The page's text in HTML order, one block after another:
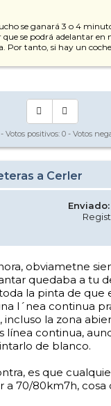
se ganará 3 o 4
se podrá adelantar en
Por tanto, si hay un
- Votos positivos: 0 - Votos
a Cerler
obviametne
quedaba a tu
la pinta de que
l´nea continua
incluso la zona
línea continua,
de blanco.
es que
a 70/80km7h, cosa